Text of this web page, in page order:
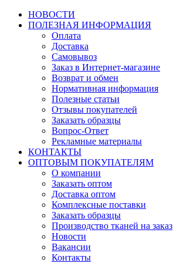
НОВОСТИ
ПОЛЕЗНАЯ ИНФОРМАЦИЯ
Оплата
Доставка
Самовывоз
Заказ в Интернет-магазине
Возврат и обмен
Нормативная информация
Полезные статьи
Отзывы покупателей
Заказать образцы
Вопрос-Ответ
Рекламные материалы
КОНТАКТЫ
ОПТОВЫМ ПОКУПАТЕЛЯМ
О компании
Заказать оптом
Доставка оптом
Комплексные поставки
Заказать образцы
Производство тканей на заказ
Новости
Вакансии
Контакты